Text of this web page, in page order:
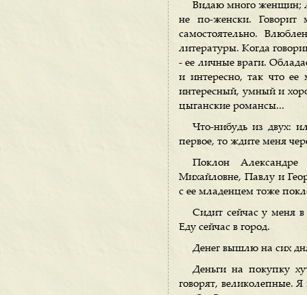
Видаю много женщин;
не по-женски. Говорит
самостоятельно.
литературы. Когда
- ее личные враги.
и интересно, так что ее
интересный, умный и
цыганские романсы...
Что-нибудь из двух:
первое, то ждите меня
Поклон Александре
Михайловне, Павлу и
с ее младенцем тоже
Сидит сейчас у меня
Еду сейчас в город.
Денег вышлю на сих
Деньги на покупку
говорят, великолепные.